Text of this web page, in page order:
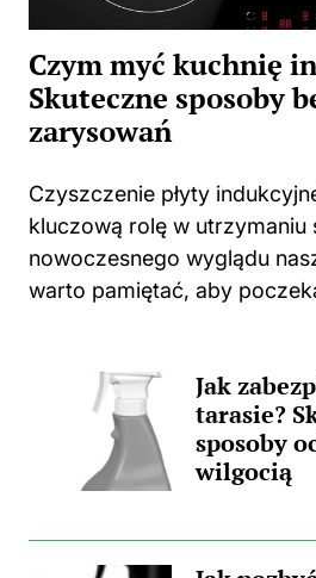
Czym myć kuchnię
Skuteczne sposoby
zarysowań
Czyszczenie płyty
kluczową rolę w utrzymaniu
nowoczesnego wyglądu
warto pamiętać, aby
powierzchni może
nieprzyjemnych zapachów,
Jak
tarasie?
sposoby
wilgocią